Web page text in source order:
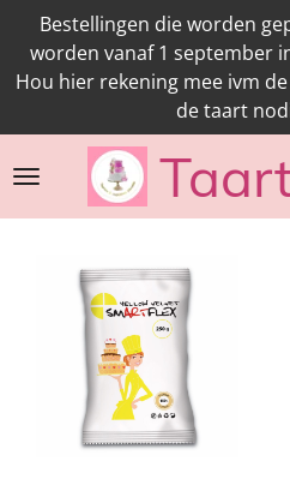
direct
naar
hoofdinhoud
Bestellingen die worden
worden vanaf 1 september
Hou hier rekening mee ivm
de taart